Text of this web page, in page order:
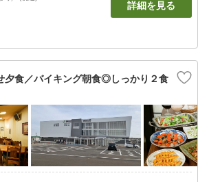
詳細を見る
夕食／バイキング朝食◎しっかり２食